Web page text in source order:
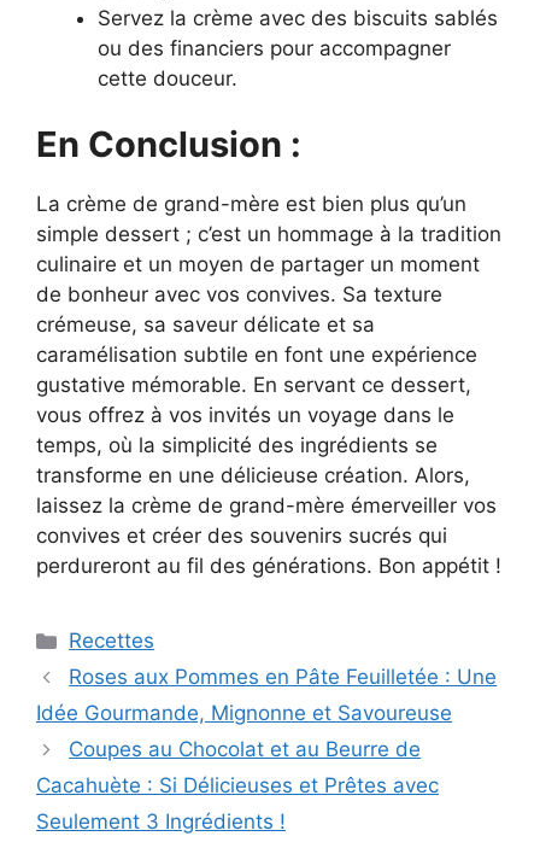
Servez la crème avec des biscuits sablés
ou des financiers pour accompagner
cette douceur.
En Conclusion :
La crème de grand-mère est bien plus qu’un
simple dessert ; c’est un hommage à la tradition
culinaire et un moyen de partager un moment
de bonheur avec vos convives. Sa texture
crémeuse, sa saveur délicate et sa
caramélisation subtile en font une expérience
gustative mémorable. En servant ce dessert,
vous offrez à vos invités un voyage dans le
temps, où la simplicité des ingrédients se
transforme en une délicieuse création. Alors,
laissez la crème de grand-mère émerveiller vos
convives et créer des souvenirs sucrés qui
perdureront au fil des générations. Bon appétit !
Categories
Recettes
Roses aux Pommes en Pâte Feuilletée : Une
Idée Gourmande, Mignonne et Savoureuse
Coupes au Chocolat et au Beurre de
Cacahuète : Si Délicieuses et Prêtes avec
Seulement 3 Ingrédients !